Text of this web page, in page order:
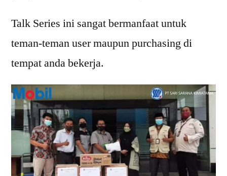
Talk Series ini sangat bermanfaat untuk
teman-teman user maupun purchasing di
tempat anda bekerja.